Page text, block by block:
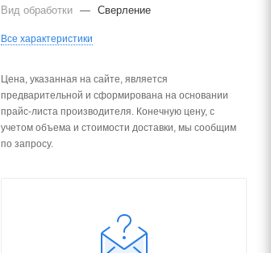
Вид обработки — Сверление
Все характеристики
Цена, указанная на сайте, является
предварительной и сформирована на основании
прайс-листа производителя. Конечную цену, с
учетом объема и стоимости доставки, мы сообщим
по запросу.